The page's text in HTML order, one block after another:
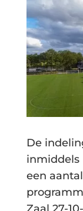
De
inmiddels
een
Zaal 27-